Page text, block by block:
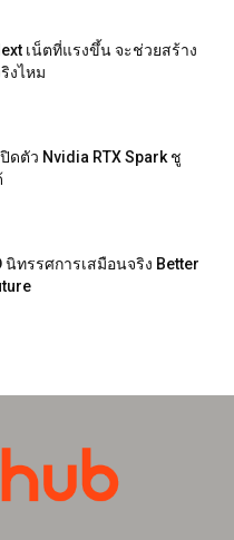
เน็ตที่แรงขึ้น จะช่วยสร้าง
งไหม
ดตัว Nvidia RTX Spark ชู
นิทรรศการเสมือนจริง Better